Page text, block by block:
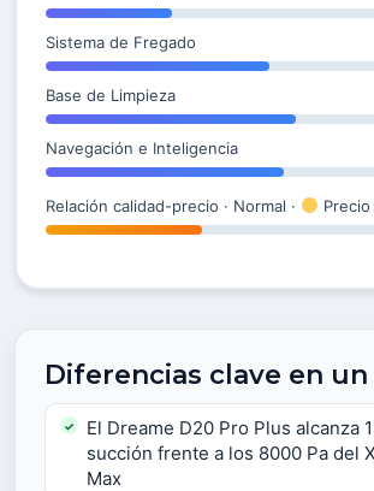
Sistema de Fregado
Base de Limpieza
Navegación e Inteligencia
Relación calidad-precio · Normal ·
Diferencias clave en
El Dreame D20 Pro Plus alcanza
succión frente a los 8000 Pa del
Max